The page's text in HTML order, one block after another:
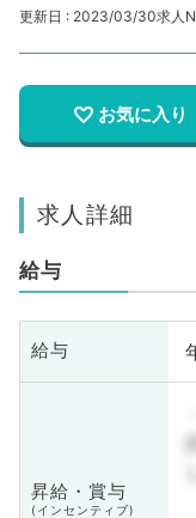
更新日 : 2023/03/30求人
お気に入り
求人詳細
給与
給与
昇給・賞与
(インセンティブ)